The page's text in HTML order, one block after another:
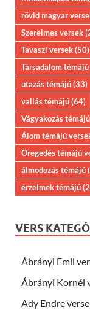
rövid magyar
Szerelmes versek
Tavaszi versek(50)
Társadalom
utazás témájú(33)
vallás témájú(64)
Vágyakozás
Álom témájú
Öregedés témájú
álmodozás témájú
érzelmek témájú
VERS
Ábrányi Emil
Ábrányi Kornél
Ady Endre